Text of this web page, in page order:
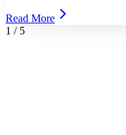
Read More
1 / 5